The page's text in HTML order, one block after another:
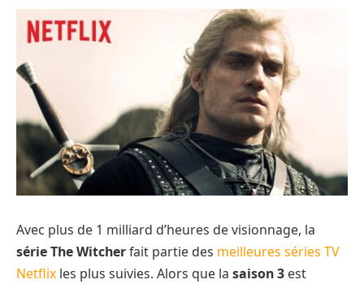
Avec plus de 1 milliard d’heures de visionnage, la
série The Witcherfait partie des meilleures séries TV
Netflix les plus suivies. Alors que la saison 3 est